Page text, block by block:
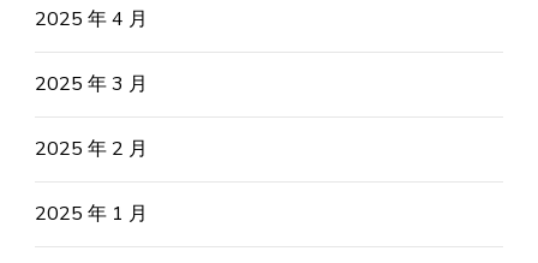
2025 年 4 月
2025 年 3 月
2025 年 2 月
2025 年 1 月